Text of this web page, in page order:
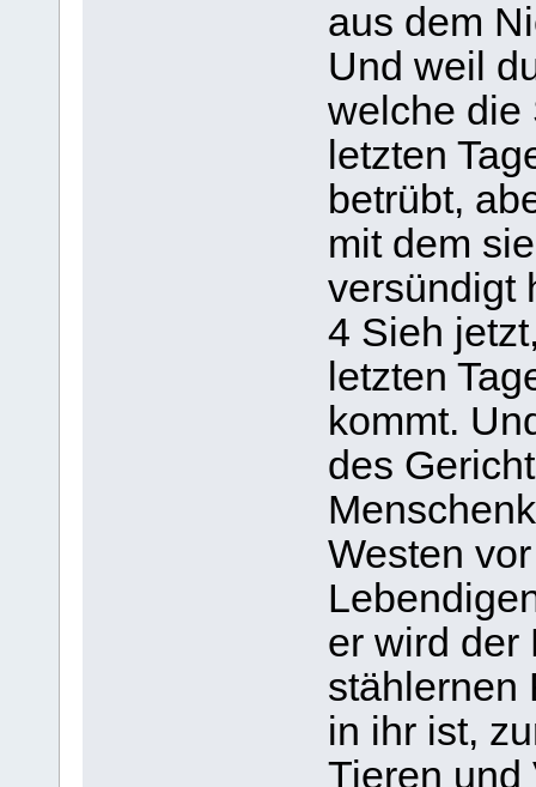
aus dem
Und weil
welche die
letzten
betrübt,
mit dem
versündigt
4 Sieh
letzten
kommt.
des
Westen
er wird der
stählernen
in ihr ist,
Tieren und